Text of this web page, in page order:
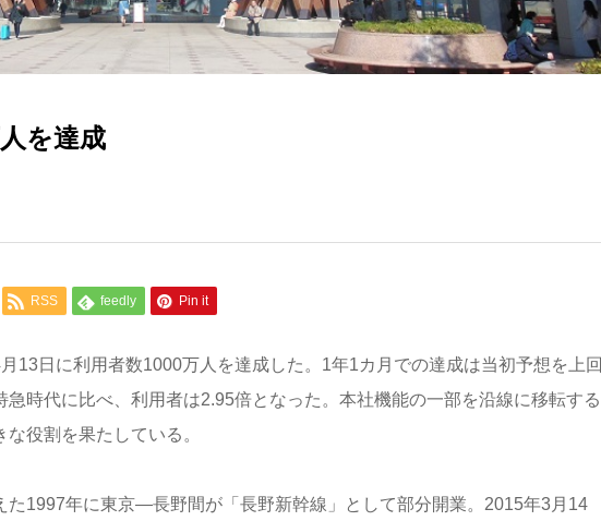
を達成
RSS feedly Pin it
13日に利用者数1000万人を達成した。1年1カ月での達成は当初予想を上回
時代に比べ、利用者は2.95倍となった。本社機能の一部を沿線に移転する
役割を果たしている。
た1997年に東京―長野間が「長野新幹線」として部分開業。2015年3月14